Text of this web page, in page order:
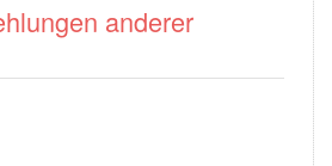
anderer